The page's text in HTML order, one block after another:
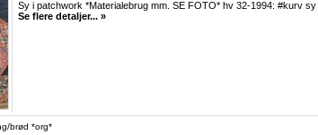
Sy i patchwork *Materialebrug mm. SE FOTO* hv 32-1994: #kurv
Se flere detaljer... »
brød *org*